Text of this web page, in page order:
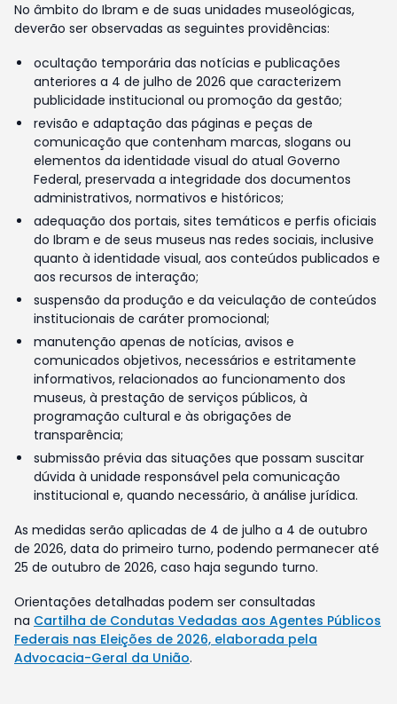
No âmbito do Ibram e de suas unidades museológicas,
deverão ser observadas as seguintes providências:
ocultação temporária das notícias e publicações
anteriores a 4 de julho de 2026 que caracterizem
publicidade institucional ou promoção da gestão;
revisão e adaptação das páginas e peças de
comunicação que contenham marcas, slogans ou
elementos da identidade visual do atual Governo
Federal, preservada a integridade dos documentos
administrativos, normativos e históricos;
adequação dos portais, sites temáticos e perfis oficiais
do Ibram e de seus museus nas redes sociais, inclusive
quanto à identidade visual, aos conteúdos publicados e
aos recursos de interação;
suspensão da produção e da veiculação de conteúdos
institucionais de caráter promocional;
manutenção apenas de notícias, avisos e
comunicados objetivos, necessários e estritamente
informativos, relacionados ao funcionamento dos
museus, à prestação de serviços públicos, à
programação cultural e às obrigações de
transparência;
submissão prévia das situações que possam suscitar
dúvida à unidade responsável pela comunicação
institucional e, quando necessário, à análise jurídica.
As medidas serão aplicadas de 4 de julho a 4 de outubro
de 2026, data do primeiro turno, podendo permanecer até
25 de outubro de 2026, caso haja segundo turno.
Orientações detalhadas podem ser consultadas
na Cartilha de Condutas Vedadas aos Agentes Públicos
Federais nas Eleições de 2026, elaborada pela
Advocacia-Geral da União.